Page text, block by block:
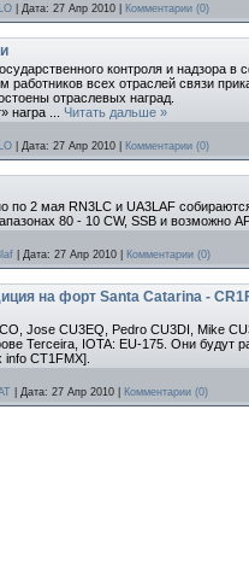
Дата: 27 Апр 2010 Комментарии (0)
контроля и
работников всех отраслей связи
отраслевых наград.
награ
Читать дальше »
Дата: 27 Апр 2010 Комментарии (0)
по 2 мая RN3LC и UA3LAF
80 - 10 CW, SSB и возможно
Дата: 27 Апр 2010 Комментарии (0)
на форт Santa Catarina -
Jose CU3EQ, Pedro CU3DI, Mike
Terceira, IOTA: EU-175. Они будут
CT1FMX].
Дата: 27 Апр 2010 Комментарии (0)